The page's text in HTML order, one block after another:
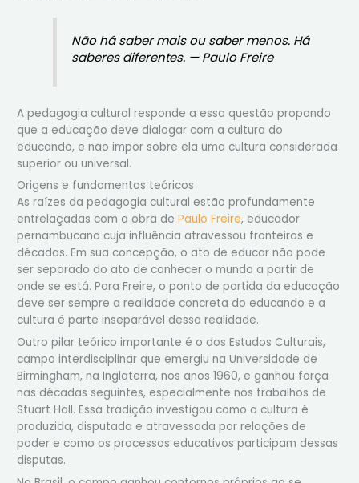
Não há saber mais ou saber menos. Há
saberes diferentes. — Paulo Freire
A pedagogia cultural responde a essa questão propondo
que a educação deve dialogar com a cultura do
educando, e não impor sobre ela uma cultura considerada
superior ou universal.
Origens e fundamentos teóricos
As raízes da pedagogia cultural estão profundamente
entrelaçadas com a obra dePaulo Freire, educador
pernambucano cuja influência atravessou fronteiras e
décadas. Em sua concepção, o ato de educar não pode
ser separado do ato de conhecer o mundo a partir de
onde se está. Para Freire, o ponto de partida da educação
deve ser sempre a realidade concreta do educando e a
cultura é parte inseparável dessa realidade.
Outro pilar teórico importante é o dos Estudos Culturais,
campo interdisciplinar que emergiu na Universidade de
Birmingham, na Inglaterra, nos anos 1960, e ganhou força
nas décadas seguintes, especialmente nos trabalhos de
Stuart Hall. Essa tradição investigou como a cultura é
produzida, disputada e atravessada por relações de
poder e como os processos educativos participam dessas
disputas.